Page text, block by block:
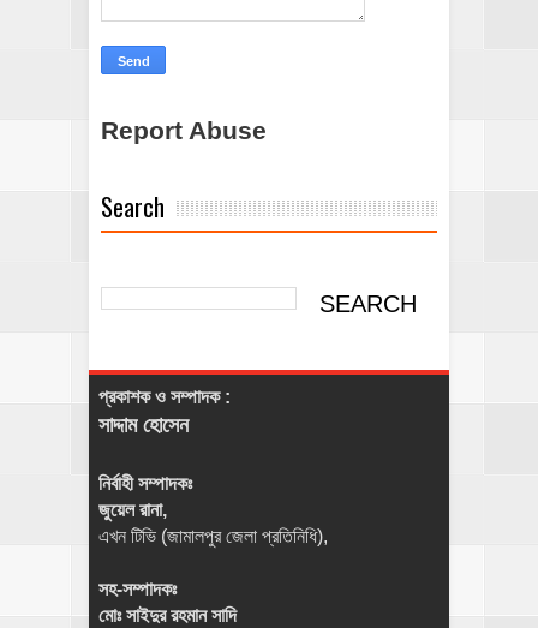
Report Abuse
Search
প্রকাশক ও সম্পাদক :
সাদ্দাম হোসেন
নির্বাহী সম্পাদকঃ
জুয়েল রানা,
এখন টিভি (জামালপুর জেলা প্রতিনিধি),
সহ-সম্পাদকঃ
মোঃ সাইদুর রহমান সাদি